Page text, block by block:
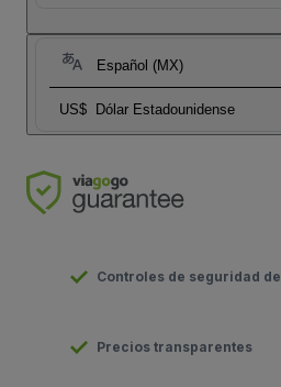
Español (MX)
US$ Dólar Estadounidense
Controles de seguridad
Precios transparentes